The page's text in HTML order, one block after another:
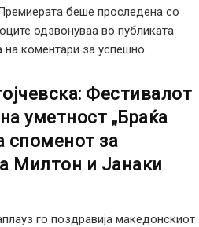
беше проследена со
одзвонуваа во публиката
коментари за успешно ...
Фестивалот
уметност „Браќа
споменот за
Милтон и Јанаки
го поздравија македонскиот